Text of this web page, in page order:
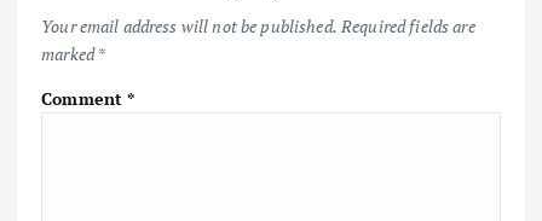
Your email address will not be published. Required fields are
marked*
Comment*